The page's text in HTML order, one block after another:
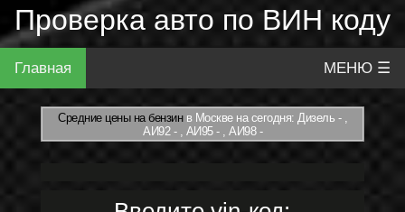
Проверка авто по ВИН коду
Главная МЕНЮ ☰
Средние цены на бензинв Москве на сегодня: Дизель - ,
АИ92 - , АИ95 - , АИ98 -